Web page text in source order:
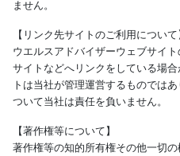
ません。
【リンク先サイトのご利用について
ウエルスアドバイザーウェブサイ
サイトなどへリンクをしている場
トは当社が管理運営するものでは
ついて当社は責任を負いません。
【著作権等について】
著作権等の知的所有権その他一切